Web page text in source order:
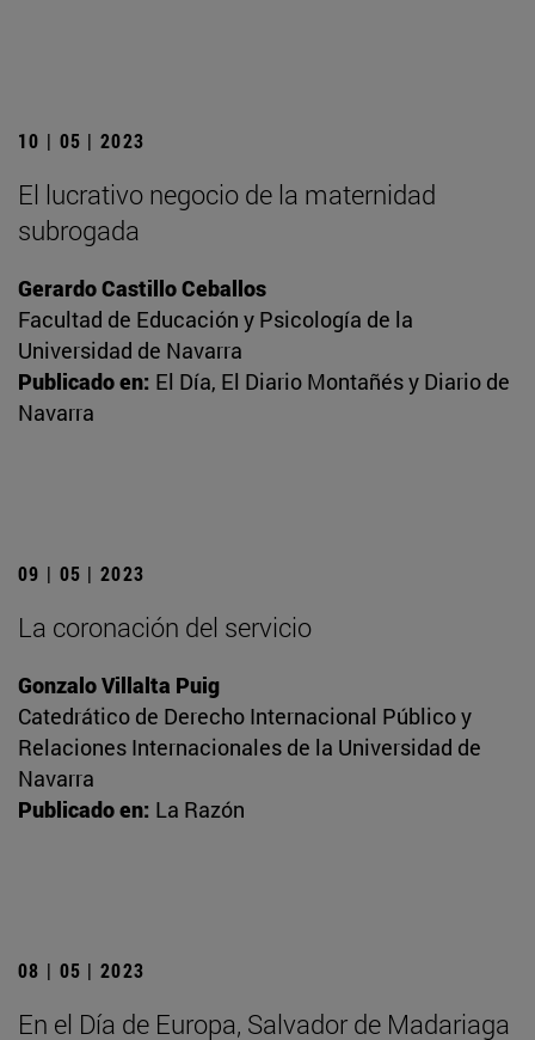
10 | 05 | 2023
El lucrativo negocio de la maternidad
subrogada
Gerardo Castillo Ceballos
Facultad de Educación y Psicología de la
Universidad de Navarra
Publicado en: El Día, El Diario Montañés y Diario de
Navarra
09 | 05 | 2023
La coronación del servicio
Gonzalo Villalta Puig
Catedrático de Derecho Internacional Público y
Relaciones Internacionales de la Universidad de
Navarra
Publicado en: La Razón
08 | 05 | 2023
En el Día de Europa, Salvador de Madariaga